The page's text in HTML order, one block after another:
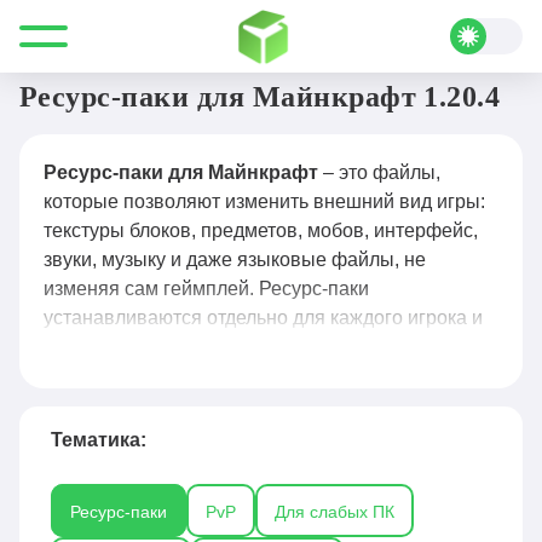
Все для Minecraft Ресурс-паки
Ресурс-паки для Майнкрафт 1.20.4
Ресурс-паки для Майнкрафт – это файлы,
которые позволяют изменить внешний вид игры:
текстуры блоков, предметов, мобов, интерфейс,
звуки, музыку и даже языковые файлы, не
изменяя сам геймплей. Ресурс-паки
устанавливаются отдельно для каждого игрока и
реалистичным, стилизованным или
эффекты и музыку. Установка ресурс-пака
происходит через специальное меню в игре, а
Тематика:
Ресурс-паки PvP Для слабых ПК